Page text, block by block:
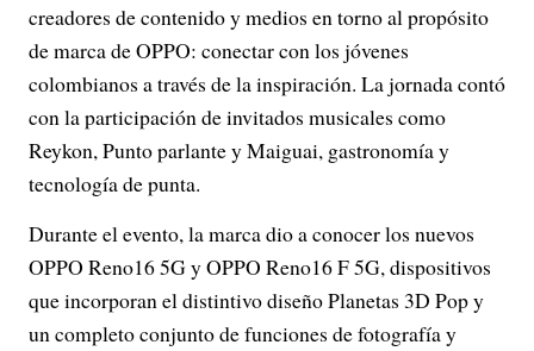
creadores de contenido y medios en torno al propósito
de marca de OPPO: conectar con los jóvenes
colombianos a través de la inspiración. La jornada contó
con la participación de invitados musicales como
Reykon, Punto parlante y Maiguai, gastronomía y
tecnología de punta.
Durante el evento, la marca dio a conocer los nuevos
OPPO Reno16 5G y OPPO Reno16 F 5G, dispositivos
que incorporan el distintivo diseño Planetas 3D Pop y
un completo conjunto de funciones de fotografía y